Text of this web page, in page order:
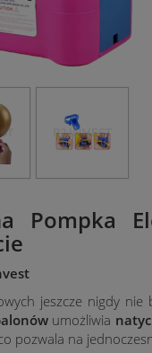
Pompka
jeszcze nigdy nie
umożliwia
pozwala na